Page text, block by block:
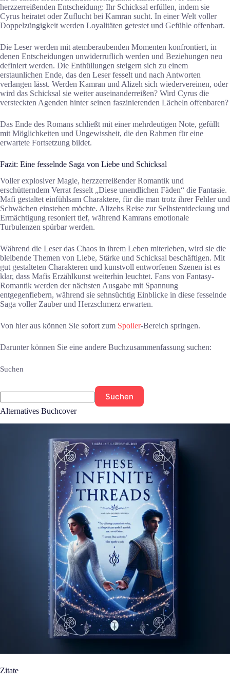
herzzerreißenden Entscheidung: Ihr Schicksal erfüllen, indem sie
Cyrus heiratet oder Zuflucht bei Kamran sucht. In einer Welt voller
Doppelzüngigkeit werden Loyalitäten getestet und Gefühle offenbart.
Die Leser werden mit atemberaubenden Momenten konfrontiert, in
denen Entscheidungen unwiderruflich werden und Beziehungen neu
definiert werden. Die Enthüllungen steigern sich zu einem
erstaunlichen Ende, das den Leser fesselt und nach Antworten
verlangen lässt. Werden Kamran und Alizeh sich wiedervereinen, oder
wird das Schicksal sie weiter auseinanderreißen? Wird Cyrus die
versteckten Agenden hinter seinen faszinierenden Lächeln offenbaren?
Das Ende des Romans schließt mit einer mehrdeutigen Note, gefüllt
mit Möglichkeiten und Ungewissheit, die den Rahmen für eine
erwartete Fortsetzung bildet.
Fazit: Eine fesselnde Saga von Liebe und Schicksal
Voller explosiver Magie, herzzerreißender Romantik und
erschütterndem Verrat fesselt „Diese unendlichen Fäden“ die Fantasie.
Mafi gestaltet einfühlsam Charaktere, für die man trotz ihrer Fehler und
Schwächen einstehen möchte. Alizehs Reise zur Selbstentdeckung und
Ermächtigung resoniert tief, während Kamrans emotionale
Turbulenzen spürbar werden.
Während die Leser das Chaos in ihrem Leben miterleben, wird sie die
bleibende Themen von Liebe, Stärke und Schicksal beschäftigen. Mit
gut gestalteten Charakteren und kunstvoll entworfenen Szenen ist es
klar, dass Mafis Erzählkunst weiterhin leuchtet. Fans von Fantasy-
Romantik werden der nächsten Ausgabe mit Spannung
entgegenfiebern, während sie sehnsüchtig Einblicke in diese fesselnde
Saga voller Zauber und Herzschmerz erwarten.
Von hier aus können Sie sofort zum Spoiler-Bereich springen.
Darunter können Sie eine andere Buchzusammenfassung suchen:
Suchen
Suchen
Alternatives Buchcover
Zitate